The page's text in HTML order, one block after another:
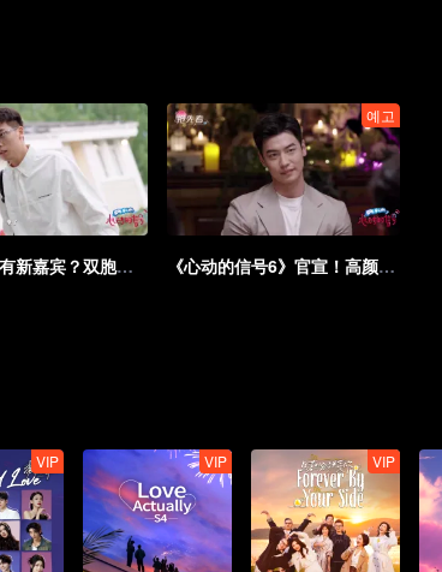
抢先看：还有新嘉宾？双胞胎女嘉宾登场！
예고
《心动的信号6》官宣！高颜值男女集结 ​​​
VIP VIP VIP